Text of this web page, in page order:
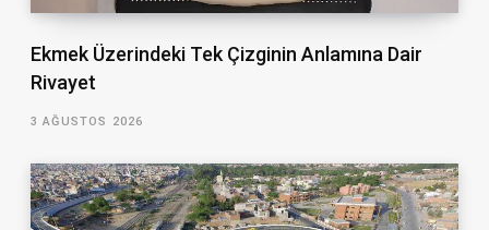
Ekmek Üzerindeki Tek Çizginin Anlamına Dair
Rivayet
3 AĞUSTOS 2026